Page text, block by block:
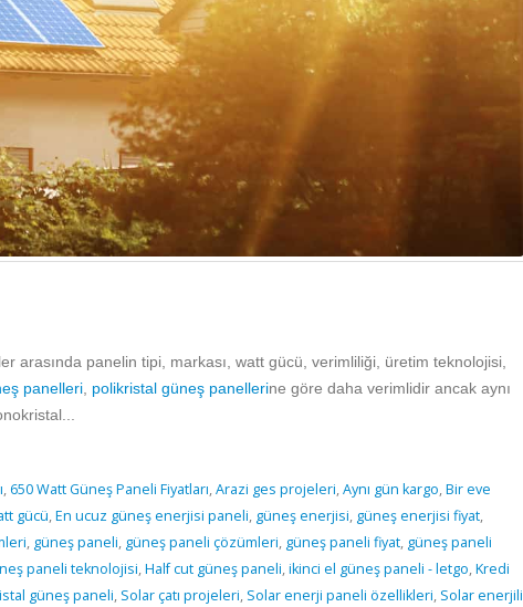
arasında panelin tipi, markası, watt gücü, verimliliği, üretim teknolojisi,
panelleri polikristal güneş panellerine göre daha verimlidir ancak aynı
, 650 Watt Güneş Paneli Fiyatları,Arazi ges projeleri,Aynı gün kargo,Bir eve
gücü,En ucuz güneş enerjisi paneli, güneş enerjisi, güneş enerjisi fiyat,
, güneş paneli, güneş paneli çözümleri, güneş paneli fiyat, güneş paneli
paneli teknolojisi,Half cut güneş paneli,ikinci el güneş paneli - letgo,Kredi
güneş paneli, Solar çatı projeleri, Solar enerji paneli özellikleri, Solar enerjili